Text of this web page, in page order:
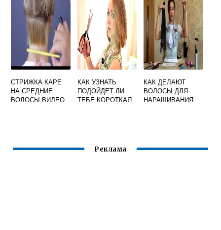
СТРИЖКА КАРЕ
НА СРЕДНИЕ
ВОЛОСЫ ВИДЕО
КАК УЗНАТЬ
ПОДОЙДЕТ ЛИ
ТЕБЕ КОРОТКАЯ
КАК ДЕЛАЮТ
ВОЛОСЫ ДЛЯ
НАРАЩИВАНИЯ
Реклама